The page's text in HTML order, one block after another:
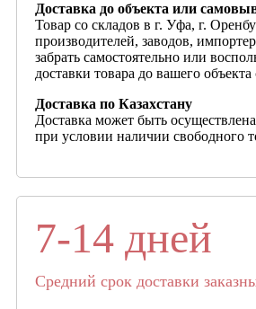
Доставка до объекта или
Товар со складов в г. Уфа, г.
производителей, заводов,
забрать самостоятельно или
доставки товара до вашего объекта
Доставка по Казахстану
Доставка может быть
при условии наличии свободного
7-14 дней
Средний срок доставки